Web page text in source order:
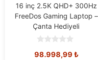
16 inç 2.5K QHD+ 300Hz
FreeDos Gaming Laptop –
Çanta Hediyeli
o
98.998,99 ₺